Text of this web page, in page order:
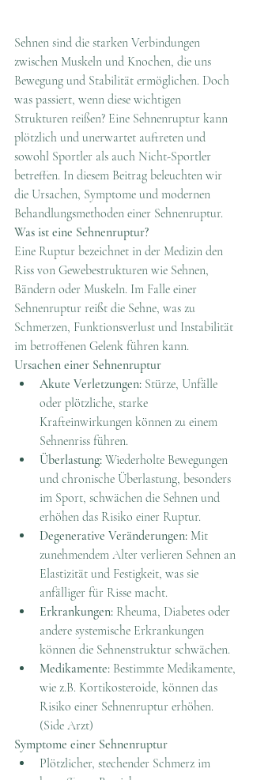
Sehnen sind die starken Verbindungen
zwischen Muskeln und Knochen, die uns
Bewegung und Stabilität ermöglichen. Doch
was passiert, wenn diese wichtigen
Strukturen reißen? Eine Sehnenruptur kann
plötzlich und unerwartet auftreten und
sowohl Sportler als auch Nicht-Sportler
betreffen. In diesem Beitrag beleuchten wir
die Ursachen, Symptome und modernen
Behandlungsmethoden einer Sehnenruptur.
Was ist eine Sehnenruptur?
Eine Ruptur bezeichnet in der Medizin den
Riss von Gewebestrukturen wie Sehnen,
Bändern oder Muskeln. Im Falle einer
Sehnenruptur reißt die Sehne, was zu
Schmerzen, Funktionsverlust und Instabilität
im betroffenen Gelenk führen kann.
Ursachen einer Sehnenruptur
Akute Verletzungen: Stürze, Unfälle
oder plötzliche, starke
Krafteinwirkungen können zu einem
Sehnenriss führen.
Überlastung: Wiederholte Bewegungen
und chronische Überlastung, besonders
im Sport, schwächen die Sehnen und
erhöhen das Risiko einer Ruptur.
Degenerative Veränderungen: Mit
zunehmendem Alter verlieren Sehnen an
Elastizität und Festigkeit, was sie
anfälliger für Risse macht.
Erkrankungen: Rheuma, Diabetes oder
andere systemische Erkrankungen
können die Sehnenstruktur schwächen.
Medikamente: Bestimmte Medikamente,
wie z.B. Kortikosteroide, können das
Risiko einer Sehnenruptur erhöhen.
(Side Arzt)
Symptome einer Sehnenruptur
Plötzlicher, stechender Schmerz im